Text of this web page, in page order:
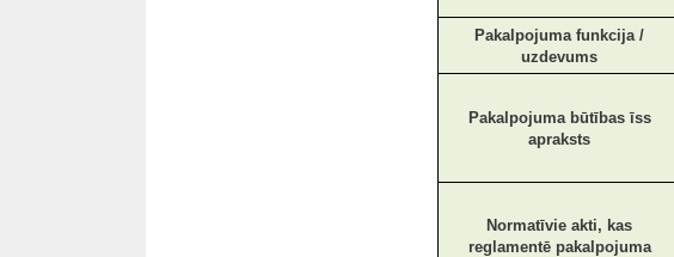
Pakalpojuma funkcija /
uzdevums
Pakalpojuma būtības īss
apraksts
Normatīvie akti, kas
reglamentē pakalpojuma